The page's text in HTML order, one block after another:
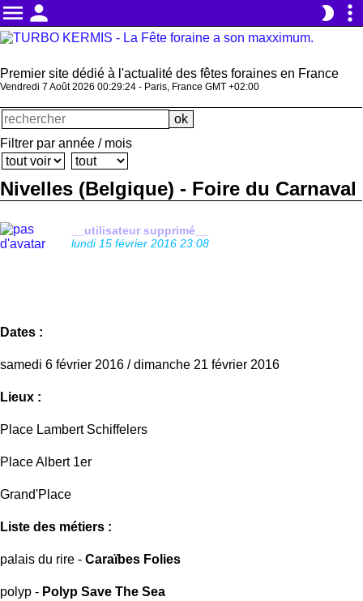
menu person brightness_2 more_vert
Premier site dédié à l'actualité des fêtes foraines en France
Vendredi 7 Août 2026 00:29:24 - Paris, France GMT +02:00
Filtrer par année / mois
Nivelles (Belgique) - Foire du Carnaval
__utilisateur supprimé__
lundi 15 février 2016 23:08
Dates :
samedi 6 février 2016 / dimanche 21 février 2016
Lieux :
Place Lambert Schiffelers
Place Albert 1er
Grand'Place
Liste des métiers :
palais du rire - Caraïbes Folies
polyp - Polyp Save The Sea